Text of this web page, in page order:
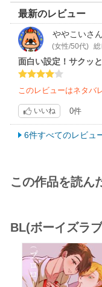
最新のレビュー
ややこいさん
(女性/50代)
面白い設定！サクッ
このレビューはネタバ
いいね 0件
6件すべてのレビュ
この作品を読ん
BL(ボーイズラ